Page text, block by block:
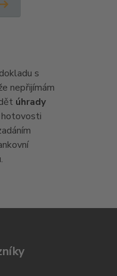
s
nepřijímám
úhrady
hotovosti